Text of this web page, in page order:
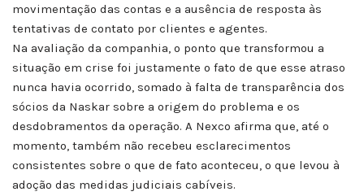
movimentação das contas e a ausência de resposta às
tentativas de contato por clientes e agentes.
Na avaliação da companhia, o ponto que transformou a
situação em crise foi justamente o fato de que esse atraso
nunca havia ocorrido, somado à falta de transparência dos
sócios da Naskar sobre a origem do problema e os
desdobramentos da operação. A Nexco afirma que, até o
momento, também não recebeu esclarecimentos
consistentes sobre o que de fato aconteceu, o que levou à
adoção das medidas judiciais cabíveis.